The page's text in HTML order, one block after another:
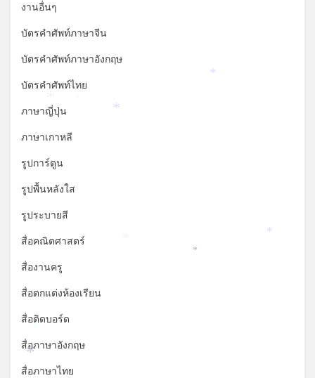
งานอื่นๆ
บัตรคำศัพท์ภาษาจีน
บัตรคำศัพท์ภาษาอังกฤษ
บัตรคำศัพท์ไทย
ภาษาญี่ปุ่น
ภาษาเกาหลี
รูปการ์ตูน
รูปพื้นหลังใส
รูประบายสี
สื่อคณิตศาสตร์
สื่องานครู
สื่อตกแต่งห้องเรียน
สื่อติดบอร์ด
สื่อภาษาอังกฤษ
สื่อภาษาไทย
*
*